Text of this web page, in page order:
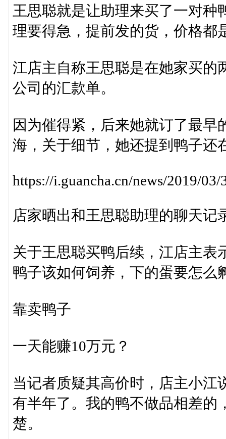
王思聪就是让助理来买了一对种
理要得急，提前发的货，价格都
江店主自称王思聪是在她家买的
公司的汇款单。
因为催得紧，后来她就订了最
海，关于细节，她还提到鸭子还
https://i.guancha.cn/news/2019/
店家晒出和王思聪助理的聊天记
关于王思聪买鸭后续，江店主表
鸭子该如何饲养，下的蛋要怎么
靠卖鸭子
一天能赚10万元？
当记者质疑其高价时，店主小江
有半年了。我的鸭不做品相差的
楚。